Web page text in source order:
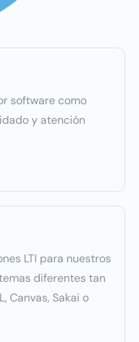
software como
y atención
LTI para nuestros
diferentes tan
Canvas, Sakai o